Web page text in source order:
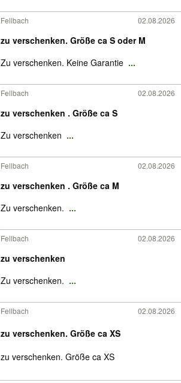
Fellbach 02.08.2026
zu verschenken. Größe ca S oder M
Zu verschenken. Keine Garantie ...
Fellbach 02.08.2026
zu verschenken . Größe ca S
Zu verschenken ...
Fellbach 02.08.2026
zu verschenken . Größe ca M
Zu verschenken. ...
Fellbach 02.08.2026
zu verschenken
Zu verschenken. ...
Fellbach 02.08.2026
zu verschenken. Größe ca XS
zu verschenken. Größe ca XS